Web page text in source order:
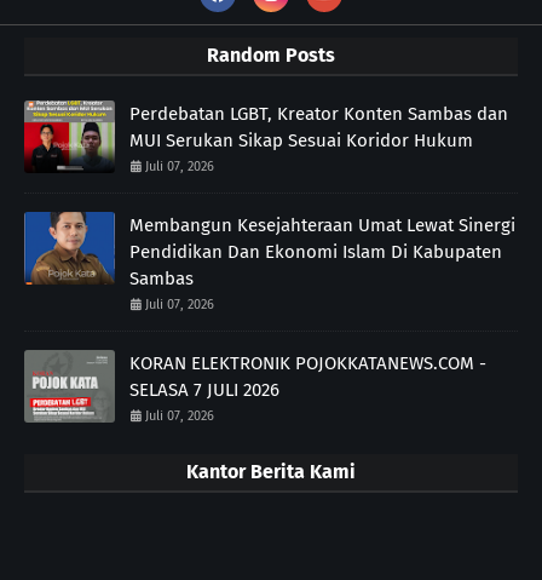
Random Posts
Perdebatan LGBT, Kreator Konten Sambas dan
MUI Serukan Sikap Sesuai Koridor Hukum
Juli 07, 2026
Membangun Kesejahteraan Umat Lewat Sinergi
Pendidikan Dan Ekonomi Islam Di Kabupaten
Sambas
Juli 07, 2026
KORAN ELEKTRONIK POJOKKATANEWS.COM -
SELASA 7 JULI 2026
Juli 07, 2026
Kantor Berita Kami